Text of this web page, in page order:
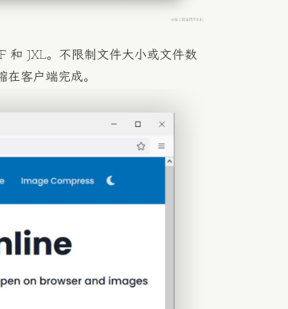
和 JXL。不限制文件大小或文件数
客户端完成。